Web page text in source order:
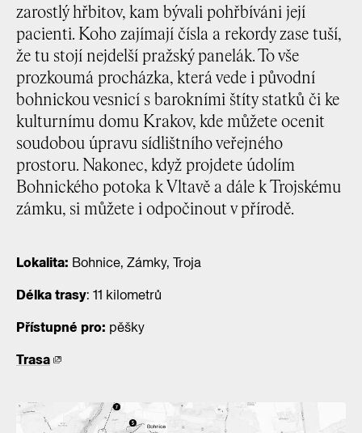
zarostlý hřbitov, kam bývali pohřbíváni její
pacienti. Koho zajímají čísla a rekordy zase tuší,
že tu stojí nejdelší pražský panelák. To vše
prozkoumá procházka, která vede i původní
bohnickou vesnicí s barokními štíty statků či ke
kulturnímu domu Krakov, kde můžete ocenit
soudobou úpravu sídlištního veřejného
prostoru. Nakonec, když projdete údolím
Bohnického potoka k Vltavě a dále k Trojskému
zámku, si můžete i odpočinout v přírodě.
Lokalita: Bohnice, Zámky, Troja
Délka trasy: 11 kilometrů
Přístupné pro: pěšky
Trasa